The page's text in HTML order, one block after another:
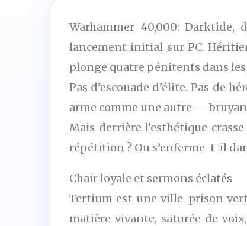
Warhammer 40,000:
lancement initial sur PC.
plonge quatre pénitents dans les
Pas d’escouade d’élite. Pas de
arme comme une autre —
Mais derrière l’esthétique
répétition ? Ou s’enferme-t-il
Chair loyale et sermons éclatés
Tertium est une ville-prison
matière vivante, saturée de